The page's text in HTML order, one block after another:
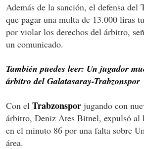
Además de la sanción, el defensa del
que pagar una multa de 13.000 liras
por violar los derechos del árbitro,
un comunicado.
También puedes leer: Un jugador
árbitro del Galatasaray-Trabzonspor
Con el Trabzonspor jugando con
árbitro, Deniz Ates Bitnel, expulsó al
en el minuto 86 por una falta sobre
área.